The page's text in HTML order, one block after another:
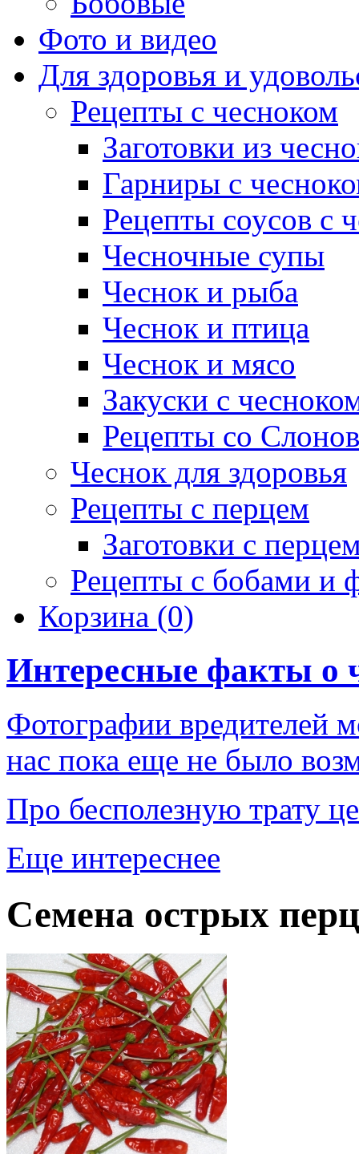
Фото и видео
Для здоровья и
Рецепты с чесноком
Заготовки из
Гарниры с
Рецепты соусов с
Чесночные супы
Чеснок и рыба
Чеснок и птица
Чеснок и мясо
Закуски с
Рецепты со
Чеснок для здоровья
Рецепты с перцем
Заготовки с
Рецепты с бобами и
Корзина (0)
Интересные факты о
Фотографии вредителей
нас пока еще не было
Про бесполезную трату
Еще интереснее
Семена острых